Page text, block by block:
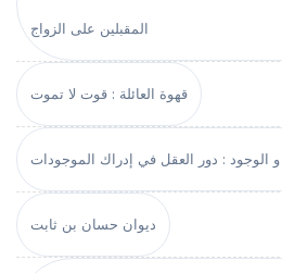
المقبلين على الزواج
قهوة العائلة : قوت لا تموت
و الوجود : دور العقل في إدراك الموجودات
ديوان حسان بن ثابت